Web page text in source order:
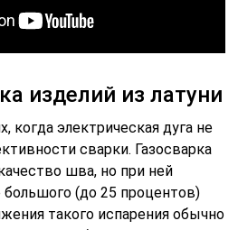
изделий из латуни
когда электрическая дуга не
сварки. Газосварка
шва, но при ней
большого (до 25 процентов)
такого испарения обычно